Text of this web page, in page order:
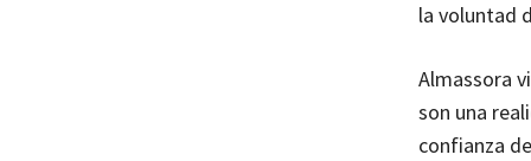
la voluntad
Almassora
son una
confianza